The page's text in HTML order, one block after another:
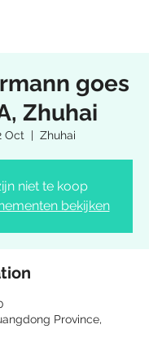
goes
Zhuhai
Oct
  |
Zhuhai
niet te koop
bekijken
Province,